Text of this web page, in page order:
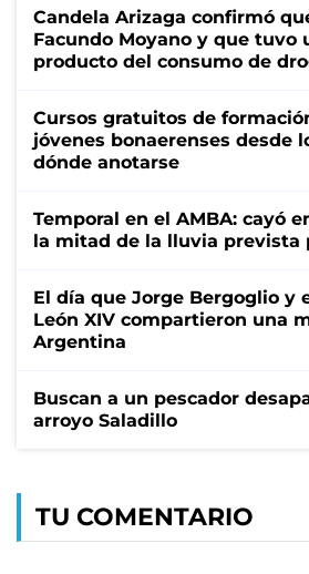
Candela Arizaga confirmó
Facundo Moyano y que tuvo
producto del consumo de
Cursos gratuitos de
jóvenes bonaerenses desde
dónde anotarse
Temporal en el AMBA: cayó
la mitad de la lluvia prevista
El día que Jorge Bergoglio y
León XIV compartieron una
Argentina
Buscan a un pescador
arroyo Saladillo
TU COMENTARIO